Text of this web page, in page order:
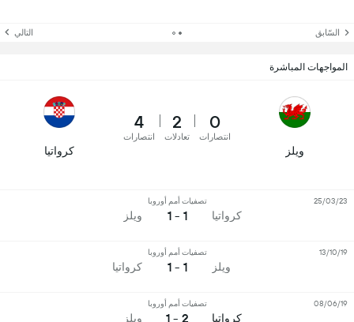
السّابق التالي
المواجهات المباشرة
ويلز
0
انتصارات
2
تعادلات
4
انتصارات
كرواتيا
كرواتيا
تصفيات أمم أوروبا
1 - 1 ويلز
25/03/23
ويلز
تصفيات أمم أوروبا
1 - 1 كرواتيا
13/10/19
كرواتيا
تصفيات أمم أوروبا
2 - 1 ويلز
08/06/19